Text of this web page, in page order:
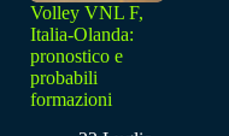
Volley VNL F,
Italia-Olanda:
pronostico e
probabili
formazioni